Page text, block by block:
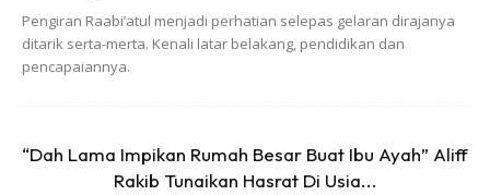
3) Barang kemas dan produk kecantikan disimpan
dalam bekas kecil
Pengiran Raabi’atul menjadi perhatian selepas gelaran dirajanya
ditarik serta-merta. Kenali latar belakang, pendidikan dan
pencapaiannya.
“Dah Lama Impikan Rumah Besar Buat Ibu Ayah” Aliff
Rakib Tunaikan Hasrat Di Usia...